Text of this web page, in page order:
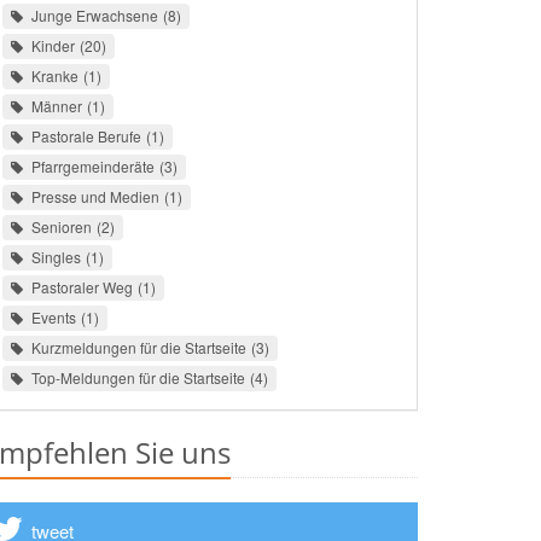
Junge Erwachsene 8
Kinder 20
Kranke 1
Männer 1
Pastorale Berufe 1
Pfarrgemeinderäte 3
Presse und Medien 1
Senioren 2
Singles 1
Pastoraler Weg 1
Events 1
Kurzmeldungen für die Startseite 3
Top-Meldungen für die Startseite 4
Sie uns
tweet